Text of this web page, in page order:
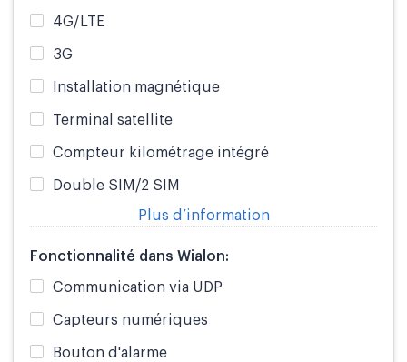
4G/LTE
3G
Installation magnétique
Terminal satellite
Compteur kilométrage intégré
Double SIM/2 SIM
Plus d’information
Fonctionnalité dans Wialon:
Communication via UDP
Capteurs numériques
Bouton d'alarme